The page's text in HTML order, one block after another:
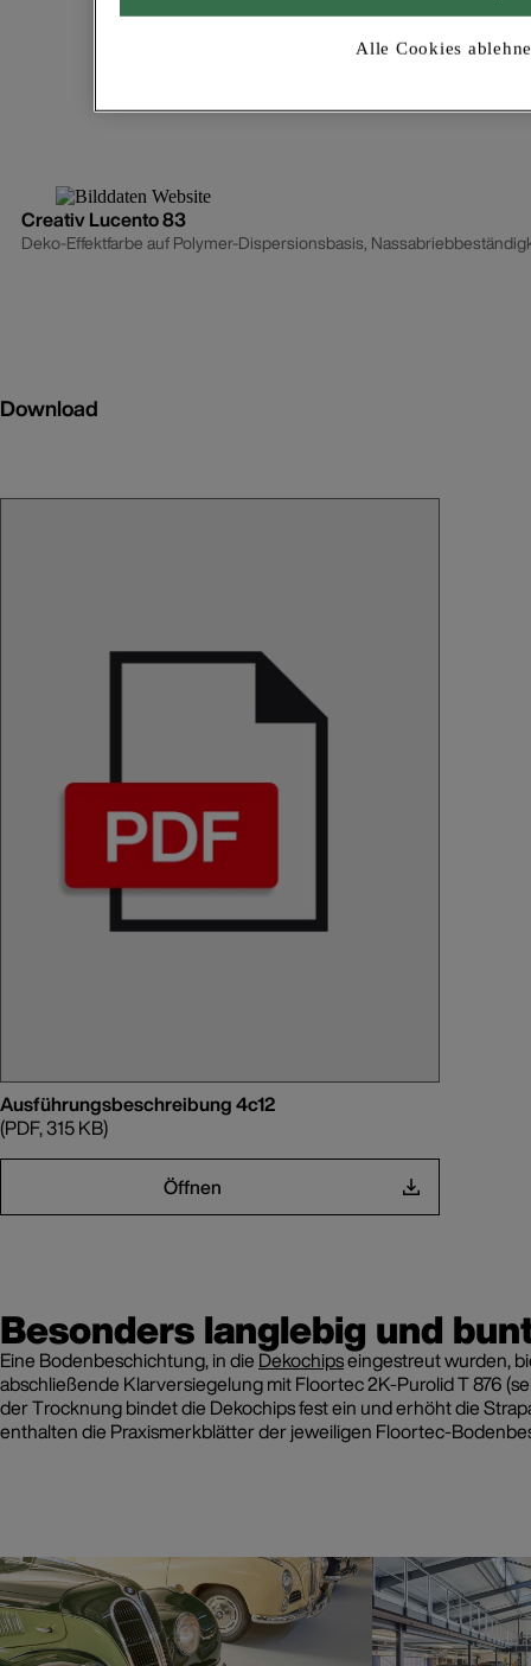
Creativ Lucento 83
Deko-Effektfarbe auf Polymer-Dispersionsbasis,
Download
Ausführungsbeschreibung 4c12
(PDF, 315 KB)
Öffnen
Besonders langlebig und
Eine Bodenbeschichtung, in die Dekochipseingestreut wurden,
abschließende Klarversiegelung mit Floortec 2K-Purolid T 876
der Trocknung bindet die Dekochips fest ein und erhöht die
enthalten die Praxismerkblätter der jeweiligen Floortec-
Alle Cookies